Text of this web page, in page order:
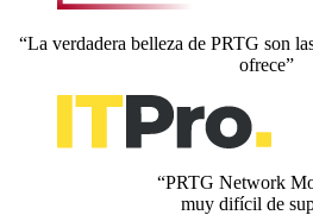
“La verdadera belleza de PRTG son
ofrece”
“PRTG Network
muy difícil de